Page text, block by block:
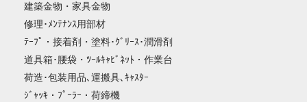
建築金物・家具金物
修理･ﾒﾝﾃﾅﾝｽ用部材
ﾃｰﾌﾟ・接着剤・塗料･ｸﾞﾘｰｽ･潤滑剤
道具箱･腰袋・ﾂｰﾙｷｬﾋﾞﾈｯﾄ・作業台
荷造･包装用品､運搬具､ｷｬｽﾀｰ
ｼﾞｬｯｷ・ﾌﾟｰﾗｰ・荷締機